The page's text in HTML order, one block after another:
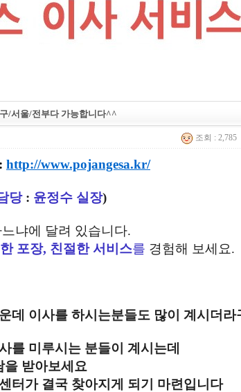
/서울/전부다 가능합니다^^
조회 : 2,785
: http://www.pojangesa.kr/
당 : 윤정수 실장)
냐에 달려 있습니다.
포장, 친절한 서비스를 경험해 보세요.
데 이사를 하시는분들도 많이 계시더라
를 미루시는 분들이 계시는데
을 받아보세요
터가 결국 찾아지게 되기 마련입니다